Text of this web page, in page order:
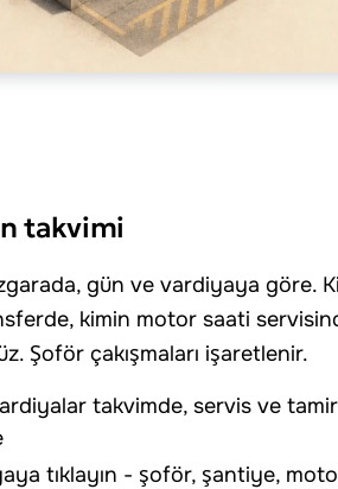
takvimi
gün ve vardiyaya göre.
kimin motor saati
Şoför çakışmaları işaretlenir.
takvimde, servis ve tamir
tıklayın - şoför, şantiye,